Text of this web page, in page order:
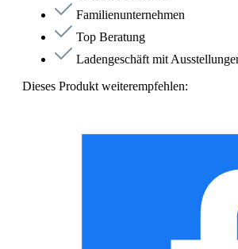
Familienunternehmen
Top Beratung
Ladengeschäft mit
Dieses Produkt weiterempfehlen: